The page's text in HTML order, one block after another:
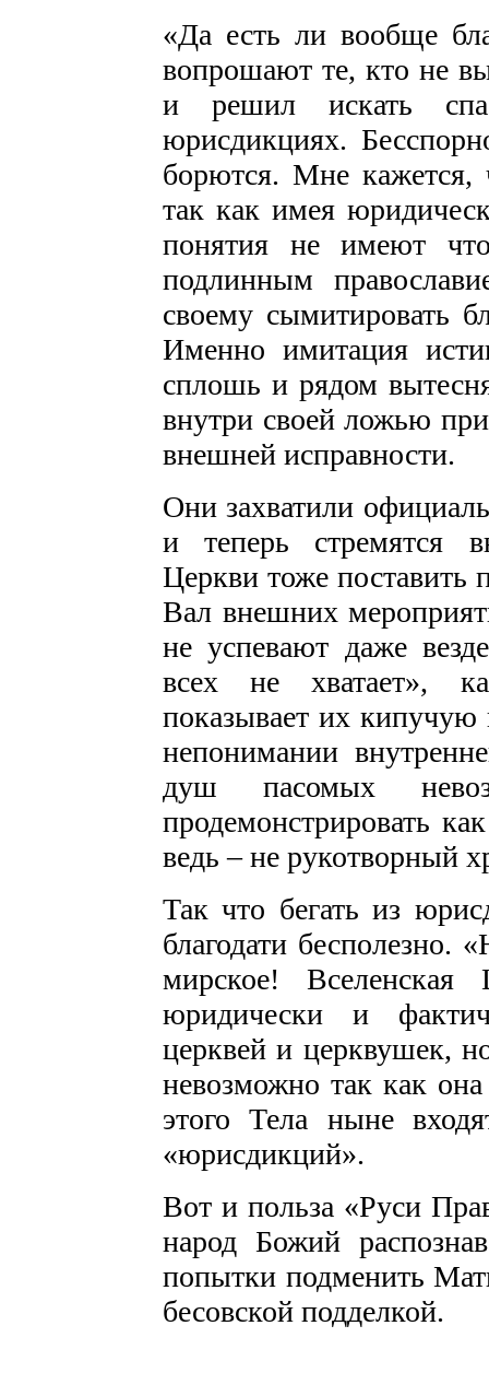
«Да есть ли вообще
вопрошают те, кто не
и решил искать
юрисдикциях.
борются. Мне кажется,
так как имея
понятия не имеют
подлинным
своему сымитировать
Именно имитация
сплошь и рядом
внутри своей ложью
внешней исправности.
Они захватили
и теперь стремятся
Церкви тоже поставить
Вал внешних
не успевают даже
всех не хватает»,
показывает их
непонимании
душ пасомых
продемонстрировать
ведь – не рукотворный
Так что бегать из
благодати бесполезно.
мирское!
юридически и
церквей и церквушек,
невозможно так как
этого Тела ныне
«юрисдикций».
Вот и польза «Руси
народ Божий
попытки подменить
бесовской подделкой.